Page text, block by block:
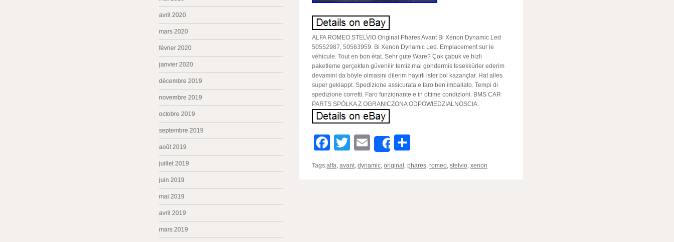
ALFA ROMEO STELVIO Original Phares Avant Bi Xenon Dynamic Led
50552987, 50563959. Bi Xenon Dynamic Led. Emplacement sur le
véhicule. Tout en bon état. Sehr gute Ware? Çok çabuk ve hizli
paketleme gerçekten güvenilir temiz mal göndermis tesekkürler ederim
devamini da böyle olmasini dilerim hayirli isler bol kazançlar. Hat alles
super geklappt. Spedizione assicurata e faro ben imballato. Tempi di
spedizione corretti. Faro funzionante e in ottime condizioni. BMS CAR
PARTS SPÓLKA Z OGRANICZONA ODPOWIEDZIALNOSCIA.
Facebook
TwitterEmailShare
Tags:alfa, avant, dynamic, original , phares, romeo, stelvio, xenon
avril 2020
mars 2020
février 2020
janvier 2020
décembre 2019
novembre 2019
octobre 2019
septembre 2019
août 2019
juillet 2019
juin 2019
mai 2019
avril 2019
mars 2019